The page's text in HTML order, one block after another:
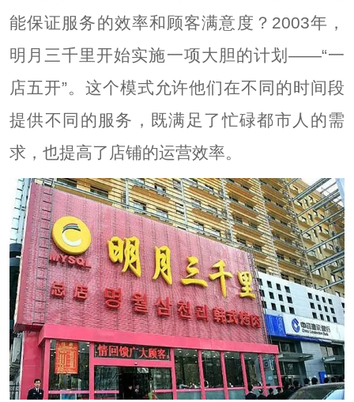
能保证服务的效率和顾客满意度？2003年，
明月三千里开始实施一项大胆的计划——“一
店五开”。这个模式允许他们在不同的时间段
提供不同的服务，既满足了忙碌都市人的需
求，也提高了店铺的运营效率。